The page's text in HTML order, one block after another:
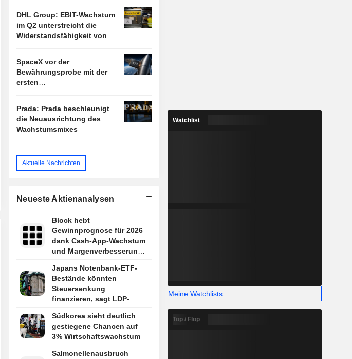
DHL Group: EBIT-Wachstum
im Q2 unterstreicht die
Widerstandsfähigkeit von
Aufwärtspotenzial
SpaceX vor der
Bewährungsprobe mit der
ersten
Prada: Prada beschleunigt
die Neuausrichtung des
Wachstumsmixes
Aktuelle Nachrichten
Neueste Aktienanalysen
Block hebt
Gewinnprognose für 2026
dank Cash-App-Wachstum
und Margenverbesserung
Japans Notenbank-ETF-
Bestände könnten
Steuersenkung
finanzieren, sagt LDP-
Südkorea sieht deutlich
gestiegene Chancen auf
3% Wirtschaftswachstum
Salmonellenausbruch
Watchlist
Meine Watchlists
Top / Flop